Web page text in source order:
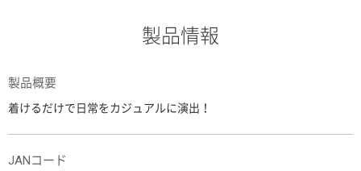
製品情報
製品概要
着けるだけで日常をカジュアルに演出！
JANコード